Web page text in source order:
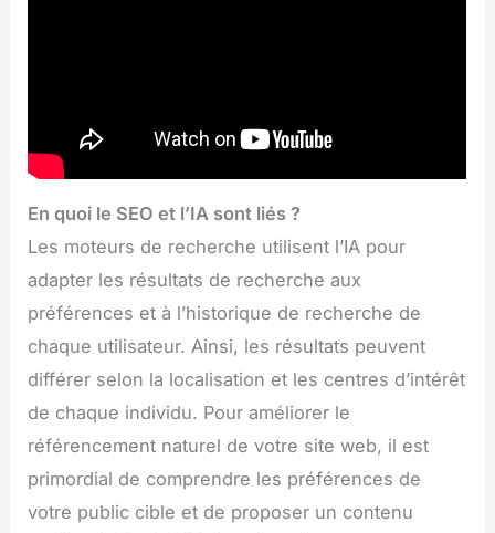
En quoi le SEO et l’IA sont liés ?
Les moteurs de recherche utilisent l’IA pour
adapter les résultats de recherche aux
préférences et à l’historique de recherche de
chaque utilisateur. Ainsi, les résultats peuvent
différer selon la localisation et les centres d’intérêt
de chaque individu. Pour améliorer le
référencement naturel de votre site web, il est
primordial de comprendre les préférences de
votre public cible et de proposer un contenu